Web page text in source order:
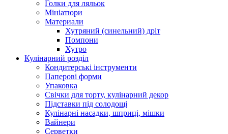
Голки для ляльок
Мініатюри
Материали
Хутряний (синельний) дріт
Помпони
Хутро
Кулінарний розділ
Кондитерські інструменти
Паперові форми
Упаковка
Свічки для торту, кулінарний декор
Підставки під солодощі
Кулінарні насадки, шприці, мішки
Вайнери
Серветки